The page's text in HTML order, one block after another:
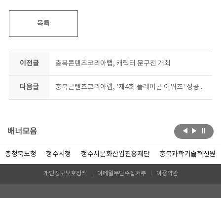
목록
이전글 충북콘텐츠코리아랩, 캐릭터 문구전 개최
다음글 충북콘텐츠코리아랩, '제4회 플레이콘 어워즈' 성공적으로 종료
배너모음
충청북도청 청주시청 청주시문화산업진흥재단 충북과학기술혁신원
개인정보보호정책 이메일무단수집거부 이용약관